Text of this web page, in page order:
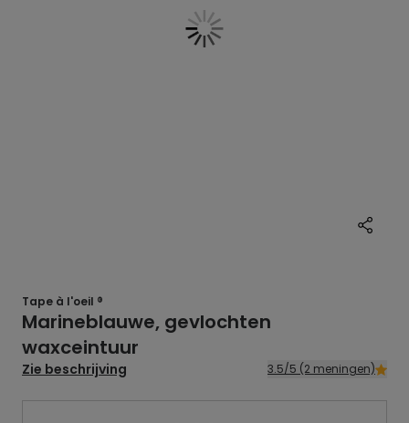
Tape à l'oeil ®
Marineblauwe, gevlochten
waxceintuur
Zie beschrijving 3.5/5 (2 meningen)